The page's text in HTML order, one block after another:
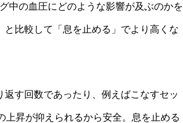
中の血圧にどのような影響が及ぶのかを
比較して「息を止める」でより高くな
す回数であったり、例えばこなすセッ
上昇が抑えられるから安全。息を止める